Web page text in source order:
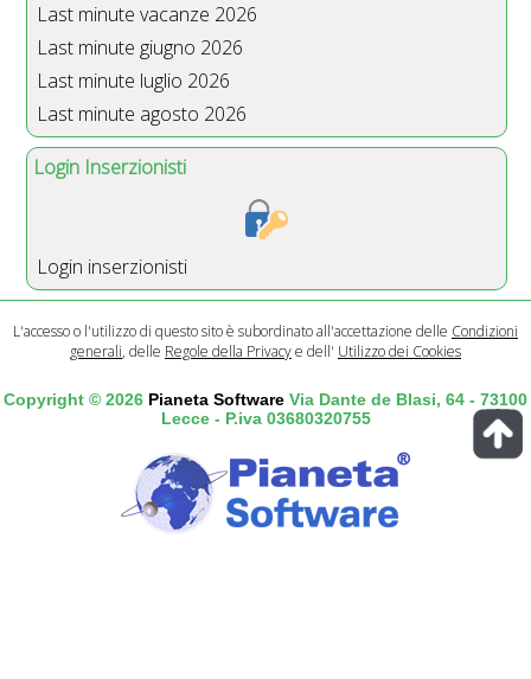
Last minute vacanze 2026
Last minute giugno 2026
Last minute luglio 2026
Last minute agosto 2026
Login Inserzionisti
Login inserzionisti
L'accesso o l'utilizzo di questo sito è subordinato all'accettazione delle Condizioni
generali, delle Regole della Privacye dell' Utilizzo dei Cookies
Copyright © 2026 Pianeta Software Via Dante de Blasi, 64 - 73100
Lecce - P.iva 03680320755